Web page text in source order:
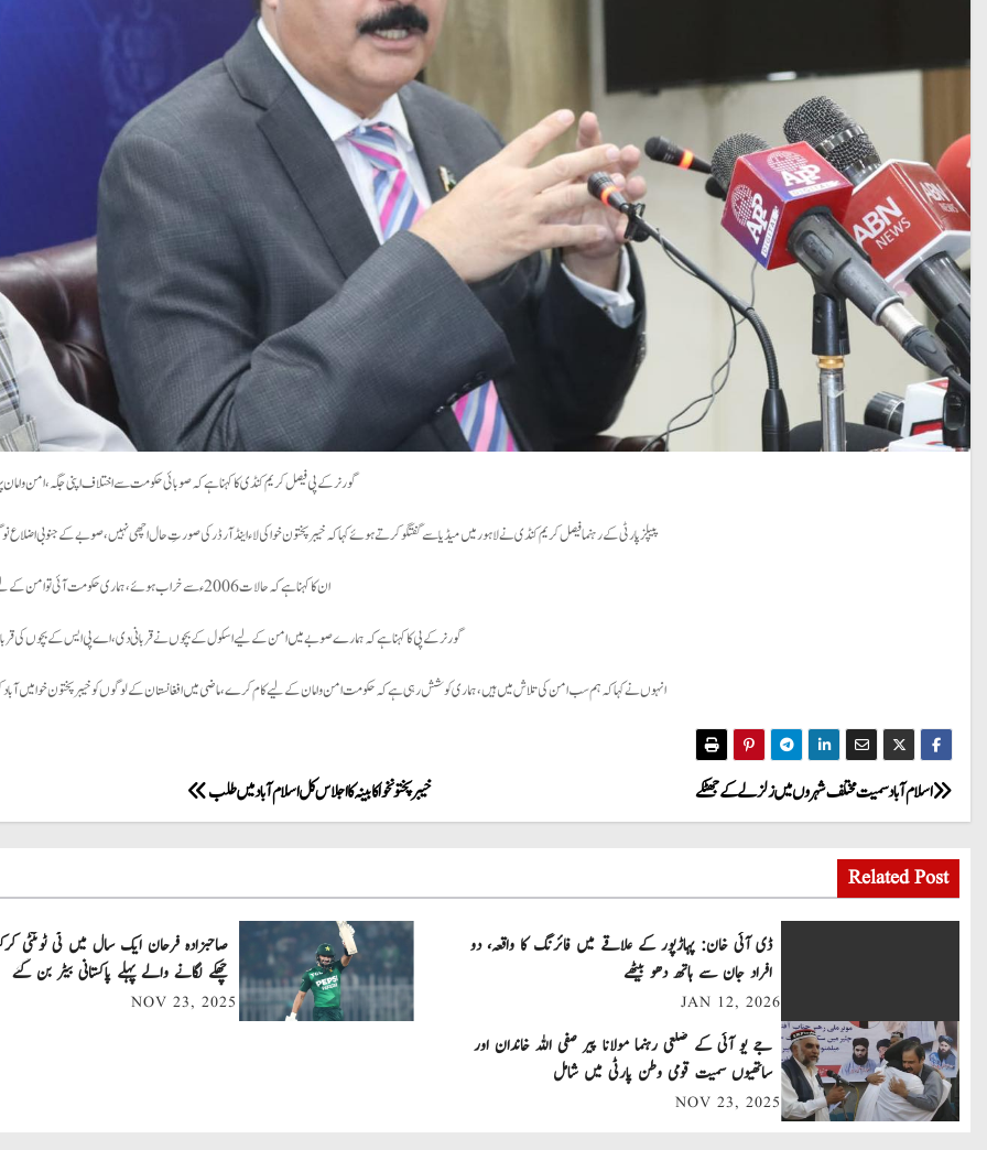
گورنر کے پی فیصل کریم کنڈی کا کہنا ہے کہ صوبائی حکومت سے اختلاف اپنی جگہ، امن و
پیپلز پارٹی کے رہنما فیصل کریم کنڈی نے لاہور میں میڈیا سے گفتگو کرتے ہوئے کہا کہ خیبر پختون خوا کی لاء اینڈ آرڈر کی صورتِ حال اچھی نہیں، صوبے کے جنوبی اضلاع
ان کا کہنا ہے کہ حالات 2006ء سے خراب ہوئے، ہماری حکومت آئی تو امن کے لیے سب نے قربانی دی۔
گورنر کے پی کا کہنا ہے کہ ہمارے صوبے میں امن کے لیے اسکول کے بچوں نے قربانی دی، اے پی ایس کے بچوں کی
انہوں نے کہا کہ ہم سب امن کی تلاش میں ہیں، ہماری کوشش رہی ہے کہ حکومت امن و امان کے لیے کام کرے، ماضی میں افغانستان کے لوگوں کو خیبر پختون خوا میں آباد
P
o
s
a
v
i
خیبر پختونخوا کابینہ کا اجلاس کل اسلام آباد میں طلب اسلام آباد سمیت مختلف شہروں میں زلزلے کے جھٹکے
Related Post
ڈی آئی خان: پہاڑپور کے علاقے میں فائرنگ کا واقعہ، دو
افراد جان سے ہاتھ دھو بیٹھے
JAN 12, 2026
چھکے لگانے والے پہلے پاکستانی بیٹر بن گئے
NOV 23, 2025
جے یو آئی کے ضلعی رہنما مولانا پیر صفی اللہ خاندان اور
ساتھیوں سمیت قومی وطن پارٹی میں شامل
NOV 23, 2025